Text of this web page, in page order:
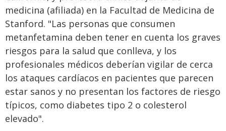
medicina (afiliada) en la Facultad de Medicina de
Stanford. "Las personas que consumen
metanfetamina deben tener en cuenta los graves
riesgos para la salud que conlleva, y los
profesionales médicos deberían vigilar de cerca
los ataques cardíacos en pacientes que parecen
estar sanos y no presentan los factores de riesgo
típicos, como diabetes tipo 2 o colesterol
elevado".